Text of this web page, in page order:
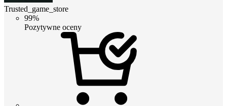
Trusted_game_store
99%
Pozytywne oceny